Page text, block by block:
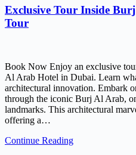
Exclusive Tour Inside
Tour
Book Now Enjoy an exclusive
Al Arab Hotel in Dubai. Learn
architectural innovation. Embark
through the iconic Burj Al Arab,
landmarks. This architectural
offering a…
Continue Reading